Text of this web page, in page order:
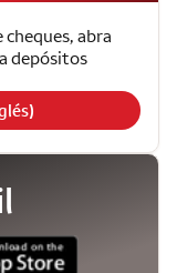
abra
depósitos